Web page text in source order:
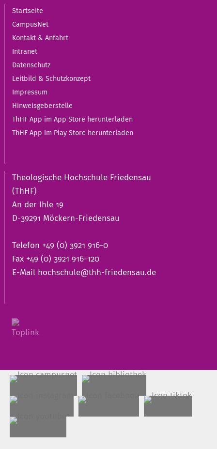
Startseite
CampusNet
Kontakt & Anfahrt
Intranet
Datenschutz
Leitbild & Schutzkonzept
Impressum
Hinweisgeberstelle
ThHF App im App Store herunterladen
ThHF App im Play Store herunterladen
Theologische Hochschule Friedensau
(ThHF)
An der Ihle 19
D-39291 Möckern-Friedensau
Telefon +49 (0) 3921 916-0
Fax +49 (0) 3921 916-120
E-Mail hochschule@thh-friedensau.de